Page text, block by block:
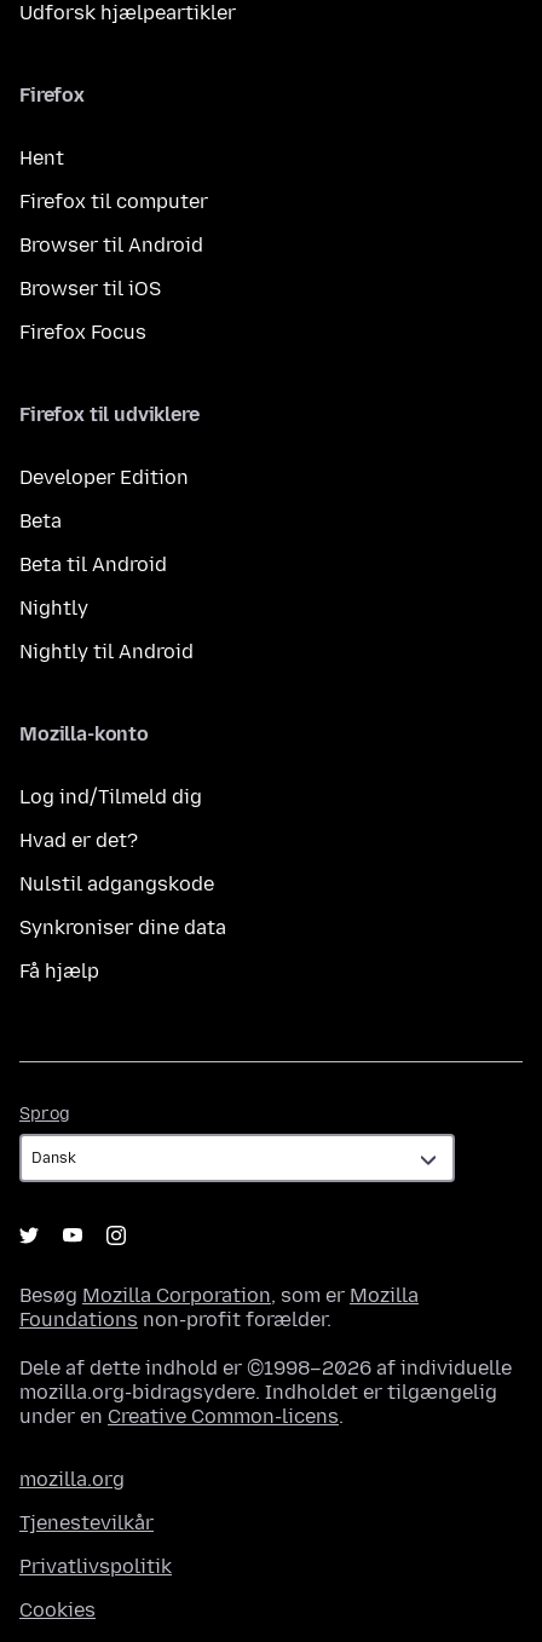
Udforsk hjælpeartikler
Firefox
Hent
Firefox til computer
Browser til Android
Browser til iOS
Firefox Focus
Firefox til udviklere
Developer Edition
Beta
Beta til Android
Nightly
Nightly til Android
Mozilla-konto
Log ind/Tilmeld dig
Hvad er det?
Nulstil adgangskode
Synkroniser dine data
Få hjælp
Sprog
Besøg Mozilla Corporation, som er Mozilla
Foundations non-profit forælder.
Dele af dette indhold er ©1998–2026 af individuelle
mozilla.org-bidragsydere. Indholdet er tilgængelig
under en Creative Common-licens.
mozilla.org
Tjenestevilkår
Privatlivspolitik
Cookies